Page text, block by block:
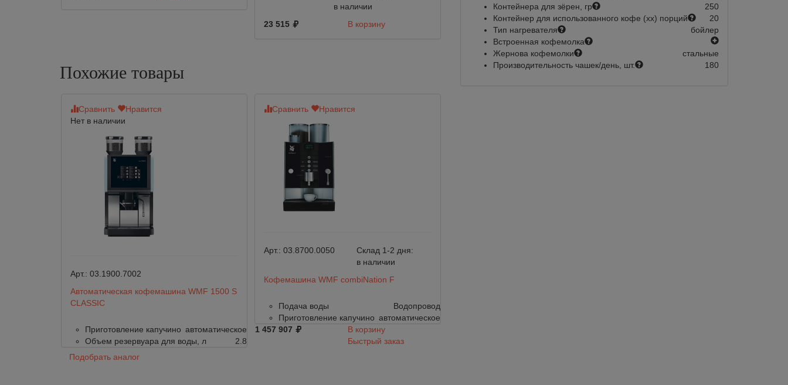
в наличии
23 515
В корзину
в наличии
В корзину
125 907
Похожие товары
Сравнить
Нравится
Нет в наличии
Арт.: 03.1900.7002
Автоматическая кофемашина WMF 1500 S
CLASSIC
Приготовление капучино автоматическое
Объем резервуара для воды, л
2.8
Подобрать аналог
Сравнить Нравится
Арт.: 03.8700.0050
Склад 1-2 дня:
в наличии
Кофемашина WMF combiNation F
Подача воды
Водопровод
Приготовление капучино автоматическое
1 457 907
В корзину
Быстрый заказ
Контейнера для зёрен, гр
250
Контейнер для использованного кофе (хх) порций
20
Тип нагревателя
бойлер
Встроенная кофемолка
есть
Жернова кофемолки
стальные
Производительность чашек/день, шт.
180